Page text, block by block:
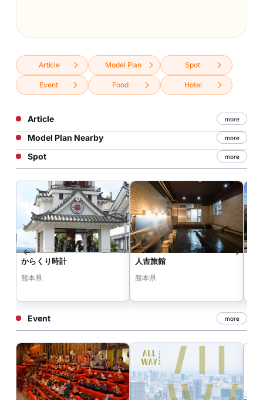
Article Model Plan Spot
Event Food Hotel
Article more
Model Plan Nearby more
Spot more
からくり時計
熊本県
人吉旅館
熊本県
Event more